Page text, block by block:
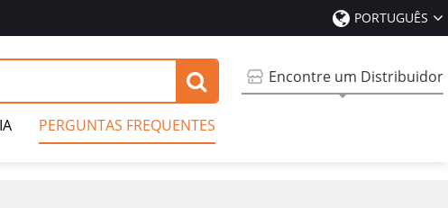
PORTUGUÊS
PERGUNTAS FREQUENTES
Encontre um Distribuidor